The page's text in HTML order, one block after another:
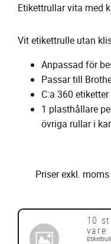
Etikettrullar vita med
Vit etikettrulle utan
Anpassad för
Passar till
C:a 360
1 plasthållare
övriga rullar i
Priser exkl. moms
10
vare